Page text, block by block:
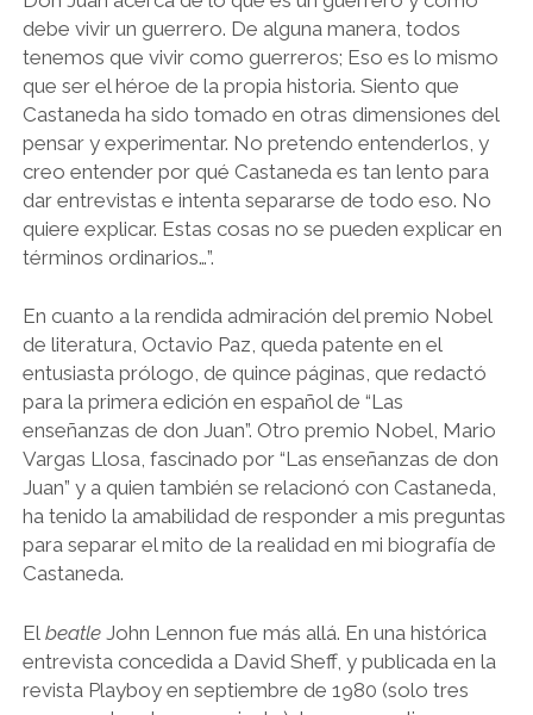
debe vivir un guerrero. De alguna manera, todos
tenemos que vivir como guerreros; Eso es lo mismo
que ser el héroe de la propia historia. Siento que
Castaneda ha sido tomado en otras dimensiones del
pensar y experimentar. No pretendo entenderlos, y
creo entender por qué Castaneda es tan lento para
dar entrevistas e intenta separarse de todo eso. No
quiere explicar. Estas cosas no se pueden explicar en
términos ordinarios…”.
En cuanto a la rendida admiración del premio Nobel
de literatura, Octavio Paz, queda patente en el
entusiasta prólogo, de quince páginas, que redactó
para la primera edición en español de “Las
enseñanzas de don Juan”. Otro premio Nobel, Mario
Vargas Llosa, fascinado por “Las enseñanzas de don
Juan” y a quien también se relacionó con Castaneda,
ha tenido la amabilidad de responder a mis preguntas
para separar el mito de la realidad en mi biografía de
Castaneda.
El beatleJohn Lennon fue más allá. En una histórica
entrevista concedida a David Sheff, y publicada en la
revista Playboy en septiembre de 1980 (solo tres